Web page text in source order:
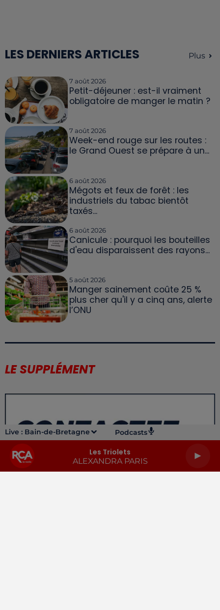
Live : Bain-de-Bretagne Podcasts
Les Triolets
ALEXANDRA PARIS
LES DERNIERS ARTICLES Plus
7 août 2026
Petit-déjeuner : est-il vraiment
obligatoire de manger le matin ?
7 août 2026
Week-end rouge sur les routes :
le Grand Ouest se prépare à un...
6 août 2026
Mégots et feux de forêt : les
industriels du tabac bientôt
taxés...
6 août 2026
Canicule : pourquoi les bouteilles
d'eau disparaissent des rayons...
5 août 2026
Manger sainement coûte 25 %
plus cher qu'il y a cinq ans, alerte
l’ONU
LE SUPPLÉMENT